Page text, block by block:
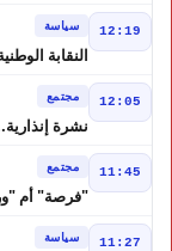
12:19 سياسة
12:05 مجتمع
11:45 مجتمع
"فرصة" أم
11:27 سياسة